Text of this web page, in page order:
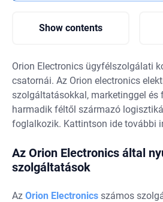
Show contents
Orion Electronics ügyfélszolgálati
csatornái. Az Orion electronics
szolgáltatásokkal, marketinggel és
harmadik féltől származó
foglalkozik. Kattintson ide további
Az Orion Electronics által
szolgáltatások
Az Orion Electronics számos